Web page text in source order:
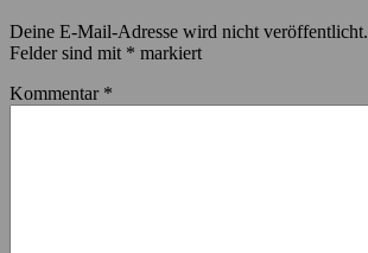
Deine E-Mail-Adresse wird nicht veröffentlicht.
Felder sind mit * markiert
Kommentar *